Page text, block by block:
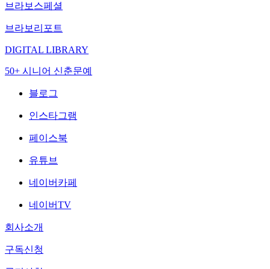
브라보스페셜
브라보리포트
DIGITAL LIBRARY
50+ 시니어 신춘문예
블로그
인스타그램
페이스북
유튜브
네이버카페
네이버TV
회사소개
구독신청